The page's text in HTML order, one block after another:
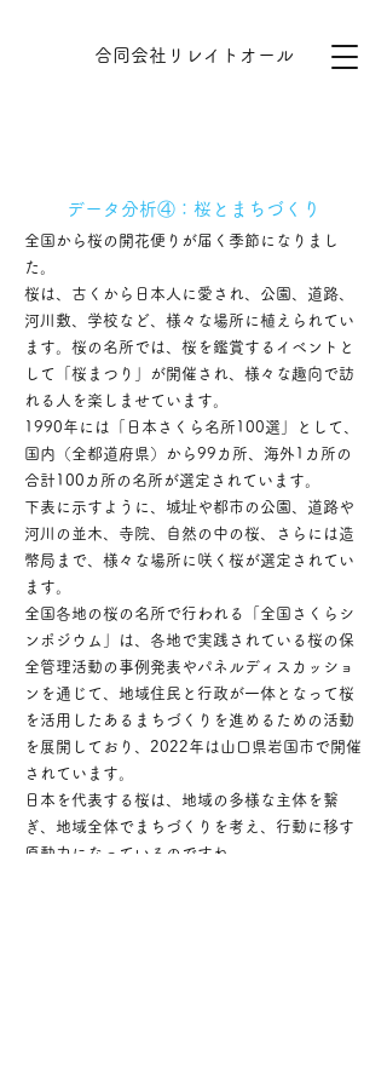
​​合同会社リレイトオール
​データ分析④：桜とまちづくり
全国から桜の開花便りが届く季節になりまし
た。
桜は、古くから日本人に愛され、公園、道路、
河川敷、学校など、様々な場所に植えられてい
ます。桜の名所では、桜を鑑賞するイベントと
して「桜まつり」が開催され、様々な趣向で訪
れる人を楽しませています。
1990年には「日本さくら名所100選」として、
国内（全都道府県）から99カ所、海外1カ所の
合計100カ所の名所が選定されています。
下表に示すように、城址や都市の公園、道路や
河川の並木、寺院、自然の中の桜、さらには造
幣局まで、様々な場所に咲く桜が選定されてい
ます。
全国各地の桜の名所で行われる「全国さくらシ
ンポジウム」は、各地で実践されている桜の保
全管理活動の事例発表やパネルディスカッショ
ンを通じて、地域住民と行政が一体となって桜
を活用したあるまちづくりを進めるための活動
を展開しており、2022年は山口県岩国市で開催
されています。
日本を代表する桜は、地域の多様な主体を繋
ぎ、地域全体でまちづくりを考え、行動に移す
原動力になっているのですね。